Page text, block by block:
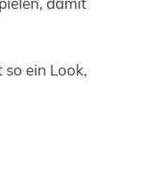
ein Look,